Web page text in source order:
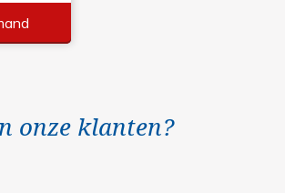
onze klanten?